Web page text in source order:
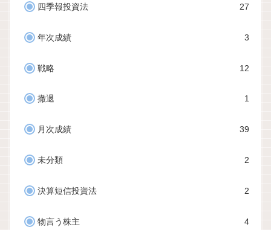
四季報投資法 27
年次成績 3
戦略 12
撤退 1
月次成績 39
未分類 2
決算短信投資法 2
物言う株主 4